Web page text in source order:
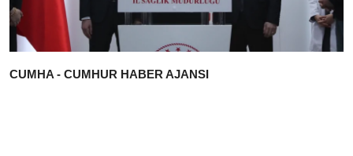
CUMHA - CUMHUR HABER AJANSI